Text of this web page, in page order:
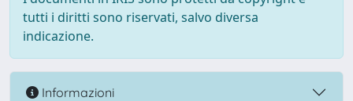
tutti i diritti sono riservati, salvo diversa
indicazione.
Informazioni